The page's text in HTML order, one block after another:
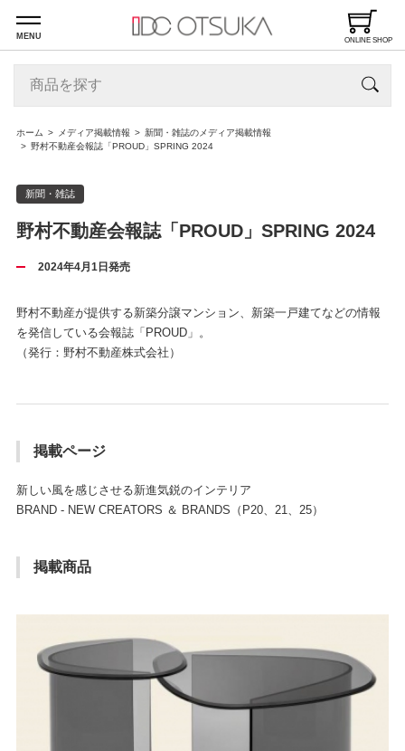
MENU ONLINE SHOP
ホーム メディア掲載情報
新聞・雑誌のメディア掲載情報
野村不動産会報誌「PROUD」SPRING 2024
新聞・雑誌
野村不動産会報誌「PROUD」SPRING 2024
2024年4月1日発売
野村不動産が提供する新築分譲マンション、新築一戸建てなどの情報
を発信している会報誌「PROUD」。
（発行：野村不動産株式会社）
掲載ページ
新しい風を感じさせる新進気鋭のインテリア
BRAND - NEW CREATORS ＆ BRANDS（P20、21、25）
掲載商品